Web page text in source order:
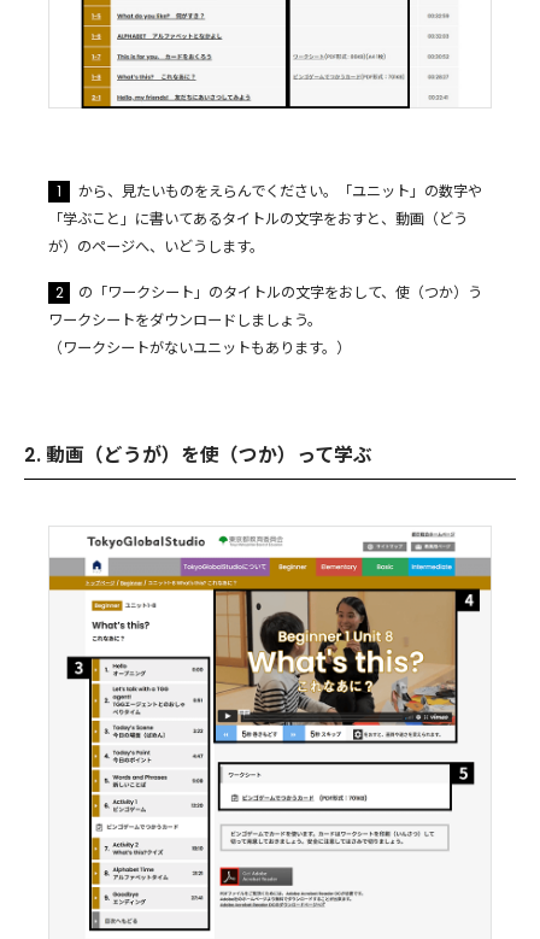
1
から、見たいものをえらんでください。「ユニット」の数字や
「学ぶこと」に書いてあるタイトルの文字をおすと、動画（どう
が）のページへ、いどうします。
2
の「ワークシート」のタイトルの文字をおして、使（つか）う
ワークシートをダウンロードしましょう。
（ワークシートがないユニットもあります。）
2. 動画（どうが）を使（つか）って学ぶ